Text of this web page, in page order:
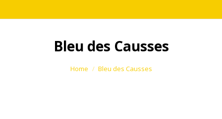
Bleu des Causses
Je bent hier:
Home Bleu des Causses